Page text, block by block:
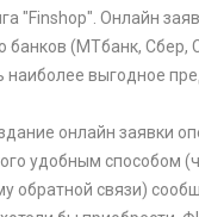
"Finshop". Онлайн
банков (МТбанк, Сбер,
наиболее выгодное
онлайн заявки
удобным способом
обратной связи)